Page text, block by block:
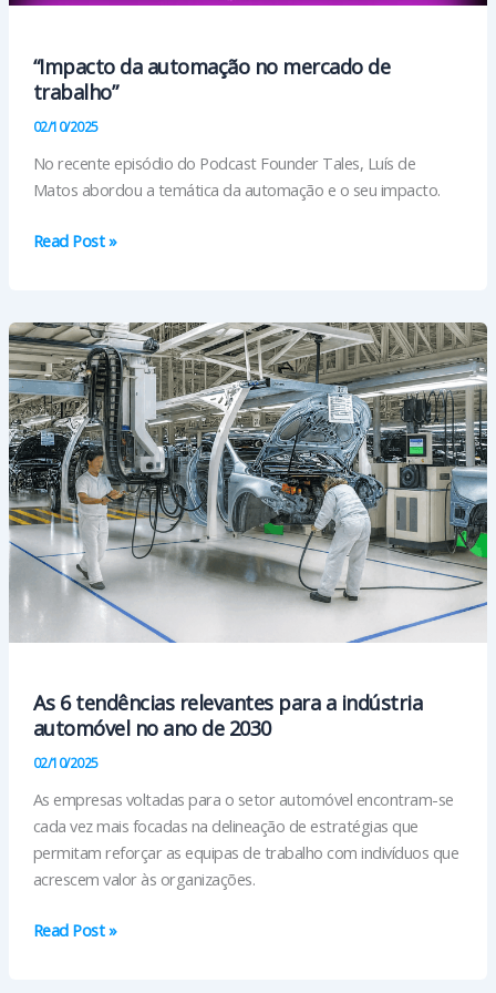
“Impacto da automação no mercado de
trabalho”
02/10/2025
No recente episódio do Podcast Founder Tales, Luís de
Matos abordou a temática da automação e o seu impacto.
“Impacto
no
mercado
de
trabalho”
Read Post »
As 6 tendências relevantes para a indústria
automóvel no ano de 2030
02/10/2025
As empresas voltadas para o setor automóvel encontram-se
cada vez mais focadas na delineação de estratégias que
permitam reforçar as equipas de trabalho com indivíduos que
acrescem valor às organizações.
As
Read Post »